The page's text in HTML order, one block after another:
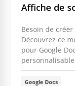
Affiche de
Besoin de
Découvrez ce
pour Google
personnalisable
Google Docs